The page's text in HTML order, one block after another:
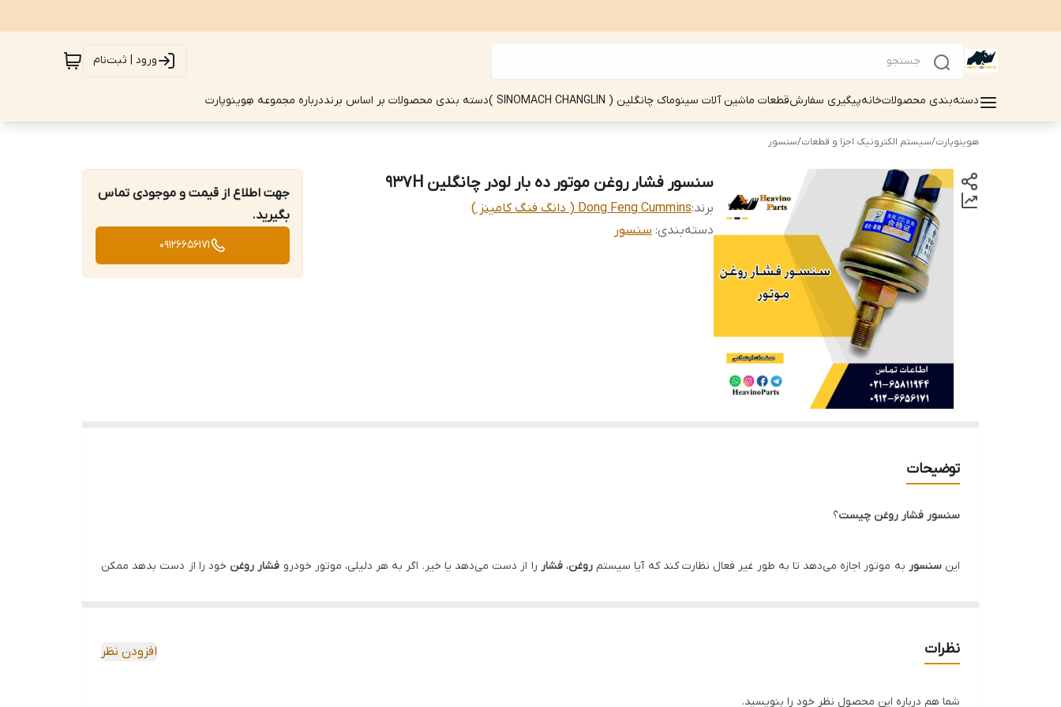
ورود | ثبت‌نام
دسته‌بندی محصولاتخانهپیگیری سفارشقطعات ماشین آلات سینوماک چانگلین ( SINOMACH CHANGLIN ) دسته بندی محصولات بر اساس برنددرباره مجموعه هِوینوپارت
هوینوپارت/سیستم الکترونیک اجزا و قطعات/سنسور
سنسور فشار روغن موتور ده بار لودر چانگلین 937H
برند:Dong Feng Cummins ( دانگ فنگ کامینز )
دسته‌بندی: سنسور
جهت اطلاع از قیمت و موجودی تماس
بگیرید.
09126656171
توضیحات
سنسور فشار روغن چیست؟
اینسنسور به موتور اجازه می‌دهد تا به طور غیر فعال نظارت کند که آیا سیستم روغن،فشار را از دست می‌دهد یا خیر. اگر به هر دلیلی، موتور خودرو فشار روغن خود را از دست بدهد ممکن
ساختمان سنسور فشار روغن 10 bar متشکل از یک دیافراگم, بدنه شیشه اي پیرکس و مدار پل وتستونمی باشد.
با وارد آمدن فشار به دیافراگم تغییر مقاومتی در مدار پل وتستون ایجاد شده
و جریان عبوري از آن متناسب با فشار تغییر می کند.
نظرات افزودن نظر
شما هم درباره این محصول نظر خود را بنویسید.